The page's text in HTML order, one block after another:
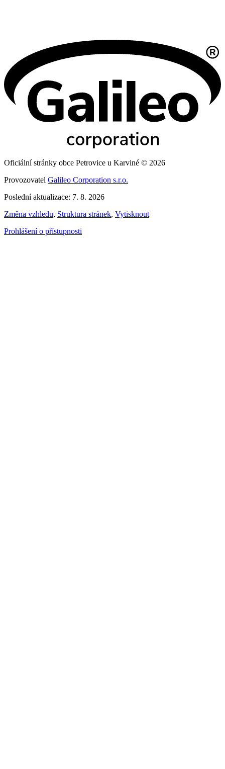
Oficiální stránky obce Petrovice u Karviné © 2026
Provozovatel Galileo Corporation s.r.o.
Poslední aktualizace: 7. 8. 2026
Změna vzhledu, Struktura stránek, Vytisknout
Prohlášení o přístupnosti